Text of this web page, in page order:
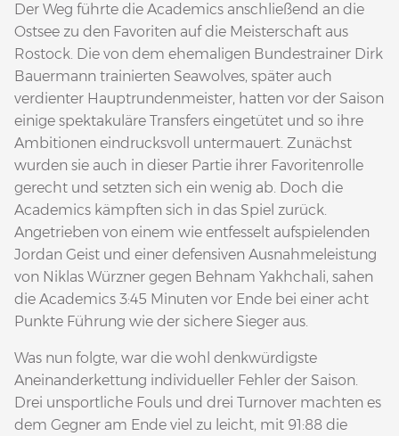
Der Weg führte die Academics anschließend an die
Ostsee zu den Favoriten auf die Meisterschaft aus
Rostock. Die von dem ehemaligen Bundestrainer Dirk
Bauermann trainierten Seawolves, später auch
verdienter Hauptrundenmeister, hatten vor der Saison
einige spektakuläre Transfers eingetütet und so ihre
Ambitionen eindrucksvoll untermauert. Zunächst
wurden sie auch in dieser Partie ihrer Favoritenrolle
gerecht und setzten sich ein wenig ab. Doch die
Academics kämpften sich in das Spiel zurück.
Angetrieben von einem wie entfesselt aufspielenden
Jordan Geist und einer defensiven Ausnahmeleistung
von Niklas Würzner gegen Behnam Yakhchali, sahen
die Academics 3:45 Minuten vor Ende bei einer acht
Punkte Führung wie der sichere Sieger aus.
Was nun folgte, war die wohl denkwürdigste
Aneinanderkettung individueller Fehler der Saison.
Drei unsportliche Fouls und drei Turnover machten es
dem Gegner am Ende viel zu leicht, mit 91:88 die